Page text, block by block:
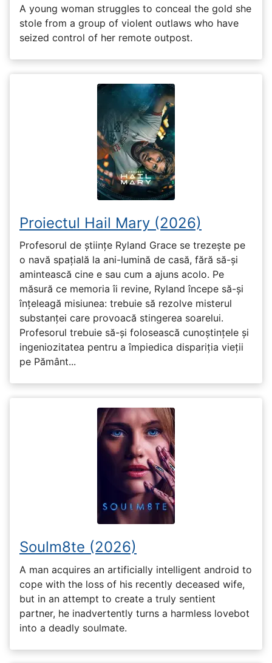
A young woman struggles to conceal the gold she
stole from a group of violent outlaws who have
seized control of her remote outpost.
Proiectul Hail Mary (2026)
Profesorul de științe Ryland Grace se trezește pe
o navă spațială la ani-lumină de casă, fără să-și
amintească cine e sau cum a ajuns acolo. Pe
măsură ce memoria îi revine, Ryland începe să-și
înțeleagă misiunea: trebuie să rezolve misterul
substanței care provoacă stingerea soarelui.
Profesorul trebuie să-și folosească cunoștințele și
ingeniozitatea pentru a împiedica dispariția vieții
pe Pământ...
Soulm8te (2026)
A man acquires an artificially intelligent android to
cope with the loss of his recently deceased wife,
but in an attempt to create a truly sentient
partner, he inadvertently turns a harmless lovebot
into a deadly soulmate.